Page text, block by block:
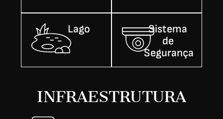
Lago
Sistema
de
Segurança
INFRAESTRUTURA